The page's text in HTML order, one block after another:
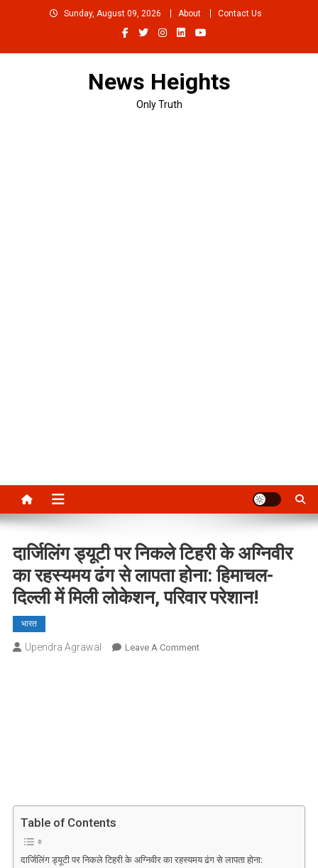
Sunday, August 09, 2026 About Contact Us
News Heights
Only Truth
दार्जिलिंग ड्यूटी पर निकले टिहरी के अग्निवीर
का रहस्यमय ढंग से लापता होना: हिमाचल-
दिल्ली में मिली लोकेशन, परिवार परेशान!
भारत
Upendra Agrawal Leave A CommentOn
होना:
Table of Contents
दार्जिलिंग ड्यूटी पर निकले टिहरी के अग्निवीर का रहस्यमय ढंग से लापता होना: